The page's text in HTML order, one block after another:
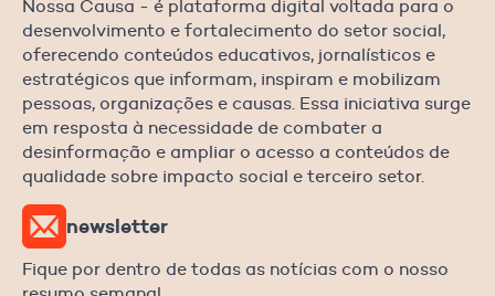
Nossa Causa - é plataforma digital voltada para o
desenvolvimento e fortalecimento do setor social,
oferecendo conteúdos educativos, jornalísticos e
estratégicos que informam, inspiram e mobilizam
pessoas, organizações e causas. Essa iniciativa surge
em resposta à necessidade de combater a
desinformação e ampliar o acesso a conteúdos de
qualidade sobre impacto social e terceiro setor.
newsletter
Fique por dentro de todas as notícias com o nosso